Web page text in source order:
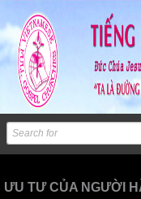
ƯU TƯ CỦA NGƯỜI